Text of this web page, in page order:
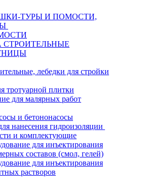
ТУРЫ И ПОМОСТИ,
СТРОИТЕЛЬНЫЕ
лебедки для стройки
плитки
для малярных работ
и бетононасосы
нанесения гидроизоляции
и комплектующие
для инъектирования
составов (смол, гелей)
для инъектирования
растворов